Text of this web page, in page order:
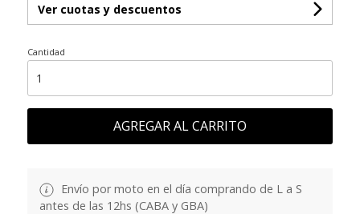
Ver cuotas y descuentos
Cantidad
AGREGAR AL CARRITO
Envío por moto en el día comprando de L a S
antes de las 12hs (CABA y GBA)